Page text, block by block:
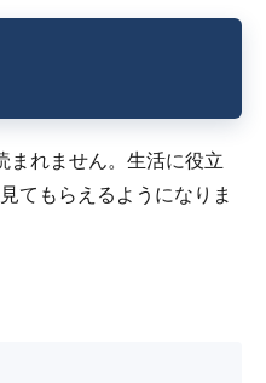
まれません。生活に役立
てもらえるようになりま